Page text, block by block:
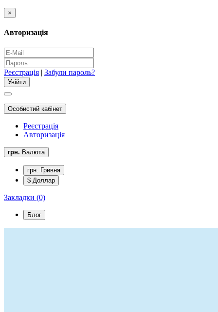
×
Авторизація
Реєстрація | Забули пароль?
Особистий кабінет
Реєстрація
Авторизація
грн. Валюта
грн. Гривня
$ Доллар
Закладки (0)
Блог